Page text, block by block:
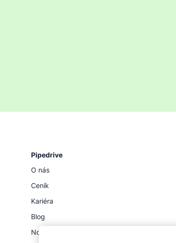
Pipedrive
O nás
Ceník
Kariéra
Blog
Novinky